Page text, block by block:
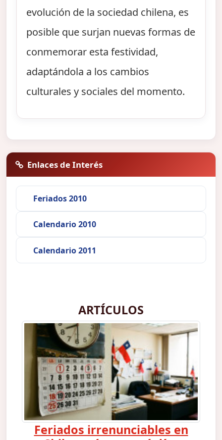
evolución de la sociedad chilena, es
posible que surjan nuevas formas de
conmemorar esta festividad,
adaptándola a los cambios
culturales y sociales del momento.
Enlaces de Interés
Feriados 2010
Calendario 2010
Calendario 2011
ARTÍCULOS
Feriados irrenunciables en